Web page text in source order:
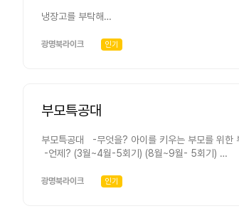
냉장고를 부탁해
광명북라이크 인기
부모특공대
부모특공대 -무엇을? 아이를 키우는 부모를 위
-언제? (3월~4월-5회기) (8월~9월- 5회기)
광명북라이크 인기